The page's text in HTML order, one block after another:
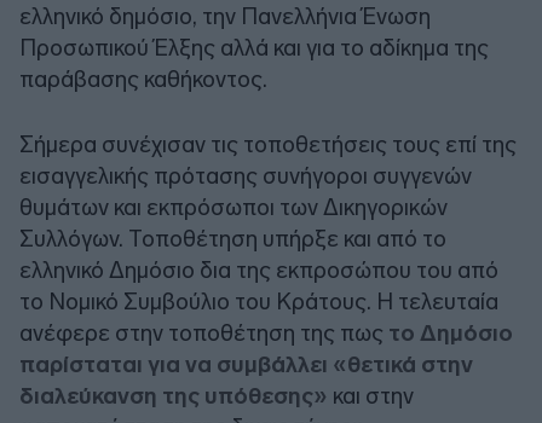
ελληνικό δημόσιο, την Πανελλήνια Ένωση
Προσωπικού Έλξης αλλά και για το αδίκημα της
παράβασης καθήκοντος.
Σήμερα συνέχισαν τις τοποθετήσεις τους επί της
εισαγγελικής πρότασης συνήγοροι συγγενών
θυμάτων και εκπρόσωποι των Δικηγορικών
Συλλόγων. Τοποθέτηση υπήρξε και από το
ελληνικό Δημόσιο δια της εκπροσώπου του από
το Νομικό Συμβούλιο του Κράτους. Η τελευταία
ανέφερε στην τοποθέτηση της πως το Δημόσιο
παρίσταται για να συμβάλλει «θετικά στην
διαλεύκανση της υπόθεσης» και στην